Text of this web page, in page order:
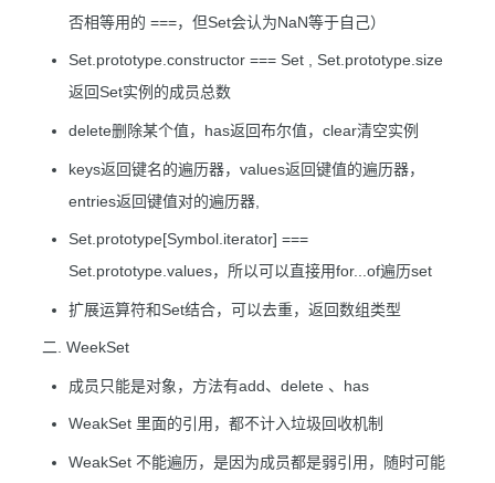
否相等用的 ===，但Set会认为NaN等于自己）
Set.prototype.constructor === Set , Set.prototype.size
返回Set实例的成员总数
delete删除某个值，has返回布尔值，clear清空实例
keys返回键名的遍历器，values返回键值的遍历器，
entries返回键值对的遍历器,
Set.prototype[Symbol.iterator] ===
Set.prototype.values，所以可以直接用for...of遍历set
扩展运算符和Set结合，可以去重，返回数组类型
二. WeekSet
成员只能是对象，方法有add、delete 、has
WeakSet 里面的引用，都不计入垃圾回收机制
WeakSet 不能遍历，是因为成员都是弱引用，随时可能